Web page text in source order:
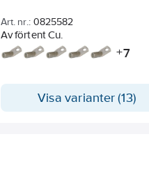
Art. nr.: 0825582
Av förtent Cu.
+7
Visa varianter (13)